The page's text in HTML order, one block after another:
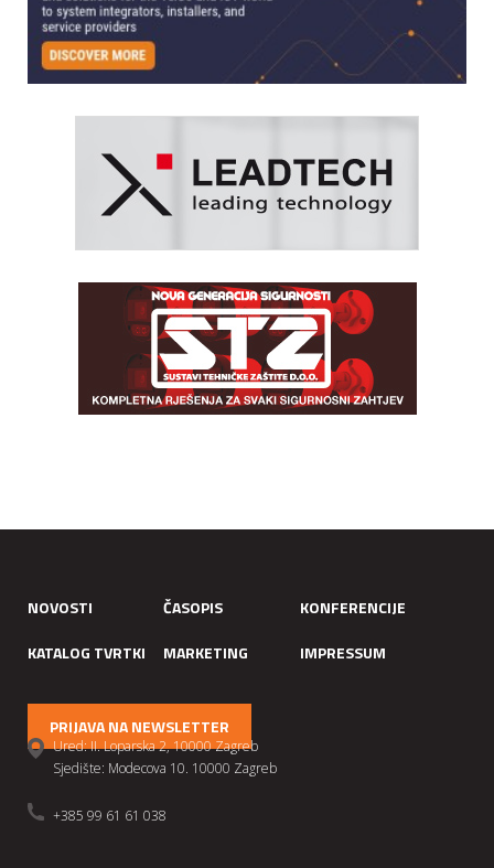
NOVOSTI ČASOPIS
KONFERENCIJE
KATALOG TVRTKI
MARKETING IMPRESSUM
PRIJAVA NA NEWSLETTER
Ured: II. Loparska 2, 10000 Zagreb
Sjedište: Modecova 10. 10000 Zagreb
+385 99 61 61 038